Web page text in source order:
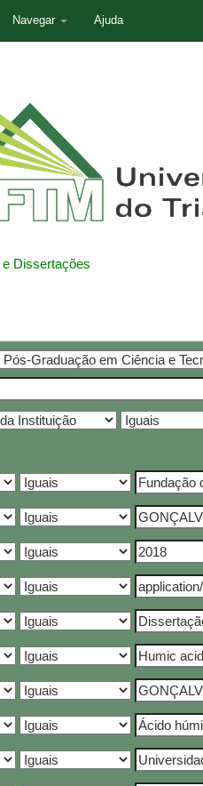
Navegar Ajuda
e Dissertações